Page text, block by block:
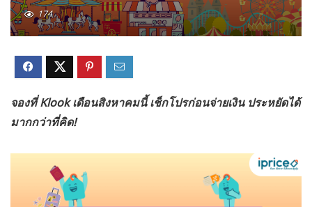
174
จองที่ Klook เดือนสิงหาคมนี้ เช็กโปรก่อนจ่ายเงิน ประหยัดได้
มากกว่าที่คิด!